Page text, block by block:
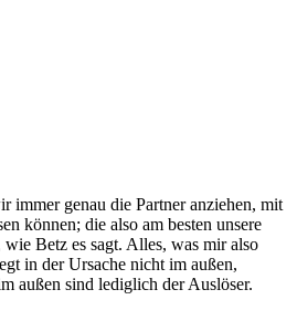
immer genau die Partner anziehen, mit
können; die also am besten unsere
Betz es sagt. Alles, was mir also
in der Ursache nicht im außen,
außen sind lediglich der Auslöser.